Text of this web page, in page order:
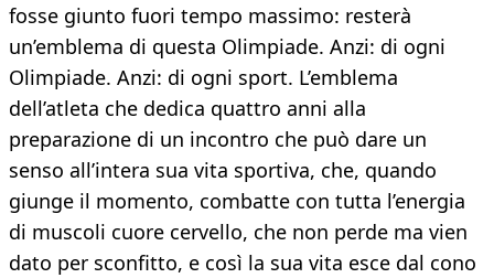
fosse giunto fuori tempo massimo: resterà
un’emblema di questa Olimpiade. Anzi: di ogni
Olimpiade. Anzi: di ogni sport. L’emblema
dell’atleta che dedica quattro anni alla
preparazione di un incontro che può dare un
senso all’intera sua vita sportiva, che, quando
giunge il momento, combatte con tutta l’energia
di muscoli cuore cervello, che non perde ma vien
dato per sconfitto, e così la sua vita esce dal cono